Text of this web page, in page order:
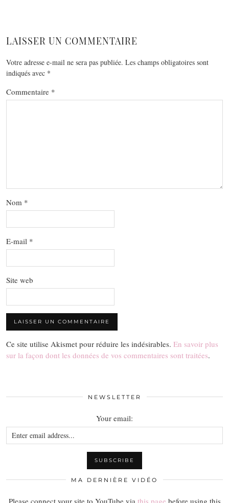
LAISSER UN COMMENTAIRE
Votre adresse e-mail ne sera pas publiée. Les champs obligatoires sont
indiqués avec *
Commentaire *
Nom *
E-mail *
Site web
Ce site utilise Akismet pour réduire les indésirables. En savoir plus
sur la façon dont les données de vos commentaires sont traitées.
NEWSLETTER
Your email:
MA DERNIÈRE VIDÉO
Please connect your site to YouTube via this page before using this